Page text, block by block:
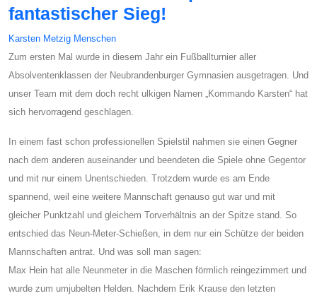
fantastischer Sieg!
Karsten Metzig Menschen
Zum ersten Mal wurde in diesem Jahr ein Fußballturnier aller
Absolventenklassen der Neubrandenburger Gymnasien ausgetragen. Und
unser Team mit dem doch recht ulkigen Namen „Kommando Karsten“ hat
sich hervorragend geschlagen.
In einem fast schon professionellen Spielstil nahmen sie einen Gegner
nach dem anderen auseinander und beendeten die Spiele ohne Gegentor
und mit nur einem Unentschieden. Trotzdem wurde es am Ende
spannend, weil eine weitere Mannschaft genauso gut war und mit
gleicher Punktzahl und gleichem Torverhältnis an der Spitze stand. So
entschied das Neun-Meter-Schießen, in dem nur ein Schütze der beiden
Mannschaften antrat. Und was soll man sagen:
Max Hein hat alle Neunmeter in die Maschen förmlich reingezimmert und
wurde zum umjubelten Helden. Nachdem Erik Krause den letzten